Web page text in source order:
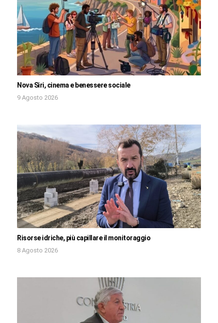
Nova Siri, cinema e benessere sociale
9 Agosto 2026
Risorse idriche, più capillare il monitoraggio
8 Agosto 2026